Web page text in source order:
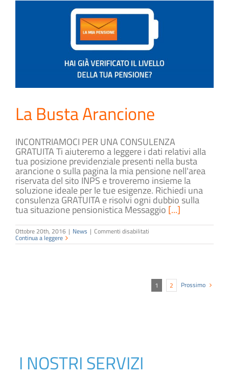
La Busta Arancione
INCONTRIAMOCI PER UNA CONSULENZA
GRATUITA Ti aiuteremo a leggere i dati relativi alla
tua posizione previdenziale presenti nella busta
arancione o sulla pagina la mia pensione nell'area
riservata del sito INPS e troveremo insieme la
soluzione ideale per le tue esigenze. Richiedi una
consulenza GRATUITA e risolvi ogni dubbio sulla
tua situazione pensionistica Messaggio [...]
Ottobre 20th, 2016 | News | Commenti disabilitati
Busta
Continua a leggere
1 2 Prossimo
I NOSTRI SERVIZI